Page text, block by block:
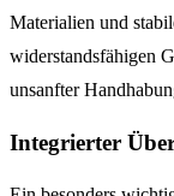
Materialien und
widerstandsfähigen
unsanfter
Integrierter